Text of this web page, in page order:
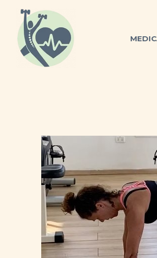
content